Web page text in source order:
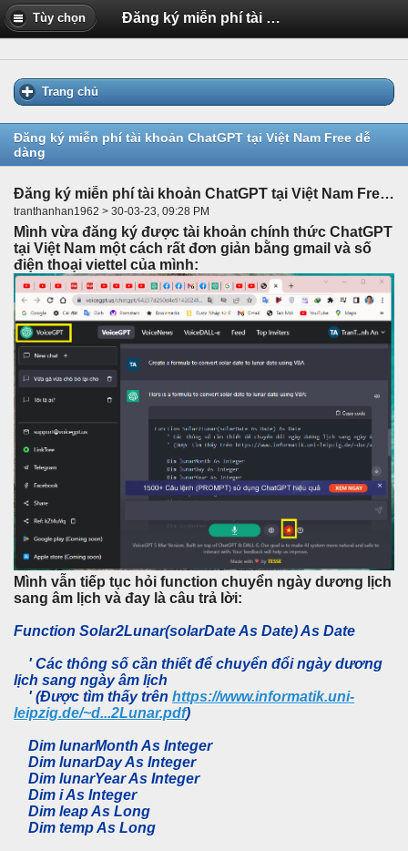
Tùy chọn Đăng ký miễn phí tài khoản ChatGPT tại Việt Nam Free dễ dàng
Trang chủ
Đăng ký miễn phí tài khoản ChatGPT tại Việt Nam Free dễ
dàng
Đăng ký miễn phí tài khoản ChatGPT tại Việt Nam Free dễ dàng
tranthanhan1962 > 30-03-23, 09:28 PM
Mình vừa đăng ký được tài khoản chính thức ChatGPT
tại Việt Nam một cách rất đơn giản bằng gmail và số
điện thoại viettel của mình:
Mình vẫn tiếp tục hỏi function chuyển ngày dương lịch
sang âm lịch và đay là câu trả lời:
Function Solar2Lunar(solarDate As Date) As Date
' Các thông số cần thiết để chuyển đổi ngày dương
lịch sang ngày âm lịch
' (Được tìm thấy trên https://www.informatik.uni-
leipzig.de/~d...2Lunar.pdf)
Dim lunarMonth As Integer
Dim lunarDay As Integer
Dim lunarYear As Integer
Dim i As Integer
Dim leap As Long
Dim temp As Long